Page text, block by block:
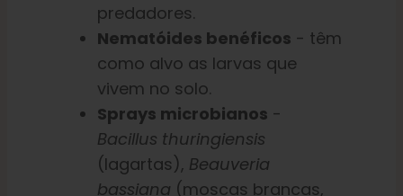
predadores.
Nematóides benéficos - têm
como alvo as larvas que
vivem no solo.
Sprays microbianos -
Bacillus thuringiensis
(lagartas), Beauveria
bassiana (moscas brancas,